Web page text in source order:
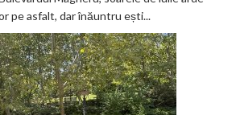
mică
cu
aer
de
Mediterana
pe asfalt, dar înăuntru ești...